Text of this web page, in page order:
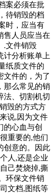
案必须在批
待销毁的档
时，应当有
售人员应当在
.文件销毁
计分析账单上
纸质文件的
文件的，为了
那么常见的销
法、切割机切
毁的方式方
说,因为文件
的心血与创
重要的,他们
创意的。因此
人,还是企业
己焚烧掉,撕
环保文件销
文档,图纸等